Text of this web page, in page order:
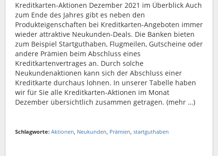
Kreditkarten-Aktionen Dezember 2021 im Überblick Auch
zum Ende des Jahres gibt es neben den
Produkteigenschaften bei Kreditkarten-Angeboten immer
wieder attraktive Neukunden-Deals. Die Banken bieten
zum Beispiel Startguthaben, Flugmeilen, Gutscheine oder
andere Prämien beim Abschluss eines
Kreditkartenvertrages an. Durch solche
Neukundenaktionen kann sich der Abschluss einer
Kreditkarte durchaus lohnen. In unserer Tabelle haben
wir für Sie alle Kreditkarten-Aktionen im Monat
Dezember übersichtlich zusammen getragen. (mehr …)
Schlagworte: Aktionen, Neukunden, Prämien, startguthaben